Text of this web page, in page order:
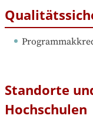
Standorte
Hochschulen